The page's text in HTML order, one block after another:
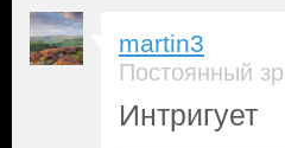
martin3
Постоянный
Интригует